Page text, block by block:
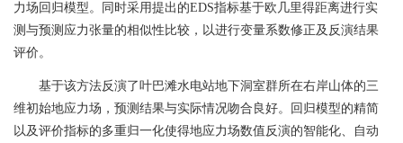
力场回归模型。同时采用提出的EDS指标基于欧几里得距离进行实
测与预测应力张量的相似性比较，以进行变量系数修正及反演结果
评价。
基于该方法反演了叶巴滩水电站地下洞室群所在右岸山体的三
维初始地应力场，预测结果与实际情况吻合良好。回归模型的精简
以及评价指标的多重归一化使得地应力场数值反演的智能化、自动